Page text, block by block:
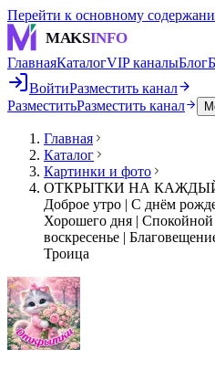
Перейти к основному
MAKSINFO
ГлавнаяКаталогVIP каналыБлог
ВойтиРазместить канал
РазместитьРазместить канал
Главная
Каталог
Картинки и фото
ОТКРЫТКИ НА
Доброе утро | С днём
Хорошего дня |
воскресенье |
Троица